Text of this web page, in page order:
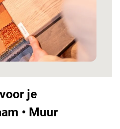
je
• Muur